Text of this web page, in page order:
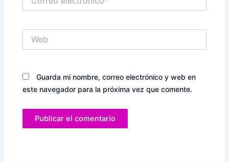
electrónico*
Guarda mi nombre, correo electrónico y web en
este navegador para la próxima vez que comente.